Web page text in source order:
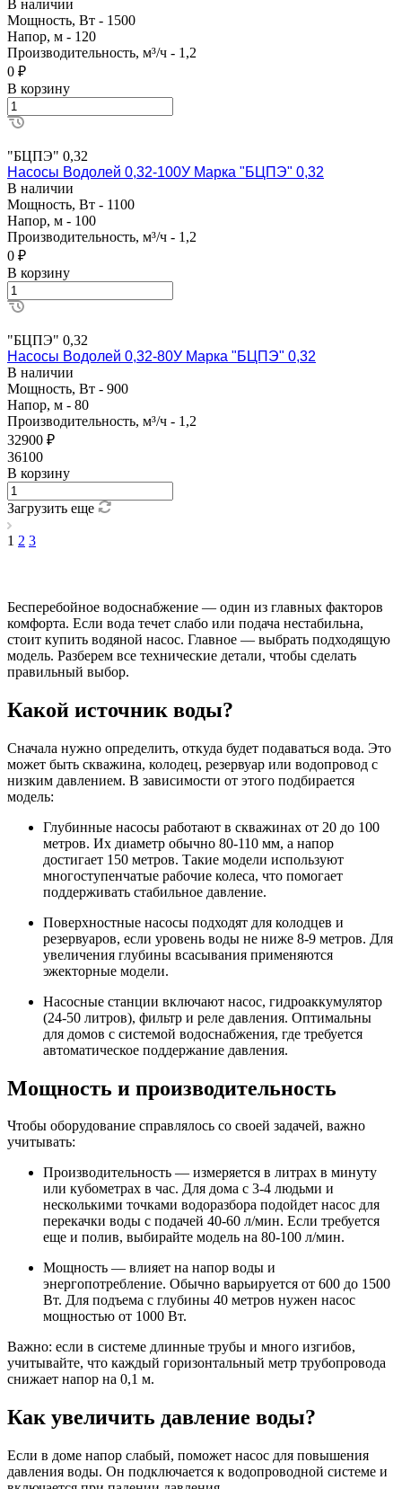
В наличии
Мощность, Вт - 1500
Напор, м - 120
Производительность, м³/ч - 1,2
0 ₽
В корзину
"БЦПЭ" 0,32
Насосы Водолей 0,32-100У Марка "БЦПЭ" 0,32
В наличии
Мощность, Вт - 1100
Напор, м - 100
Производительность, м³/ч - 1,2
0 ₽
В корзину
"БЦПЭ" 0,32
Насосы Водолей 0,32-80У Марка "БЦПЭ" 0,32
В наличии
Мощность, Вт - 900
Напор, м - 80
Производительность, м³/ч - 1,2
32900 ₽
36100
В корзину
Загрузить еще
1 2 3
Бесперебойное водоснабжение — один из главных факторов
комфорта. Если вода течет слабо или подача нестабильна,
стоит купить водяной насос. Главное — выбрать подходящую
модель. Разберем все технические детали, чтобы сделать
правильный выбор.
Какой источник воды?
Сначала нужно определить, откуда будет подаваться вода. Это
может быть скважина, колодец, резервуар или водопровод с
низким давлением. В зависимости от этого подбирается
модель:
Глубинные насосы работают в скважинах от 20 до 100
метров. Их диаметр обычно 80-110 мм, а напор
достигает 150 метров. Такие модели используют
многоступенчатые рабочие колеса, что помогает
поддерживать стабильное давление.
Поверхностные насосы подходят для колодцев и
резервуаров, если уровень воды не ниже 8-9 метров. Для
увеличения глубины всасывания применяются
эжекторные модели.
Насосные станции включают насос, гидроаккумулятор
(24-50 литров), фильтр и реле давления. Оптимальны
для домов с системой водоснабжения, где требуется
автоматическое поддержание давления.
Мощность и производительность
Чтобы оборудование справлялось со своей задачей, важно
учитывать:
Производительность — измеряется в литрах в минуту
или кубометрах в час. Для дома с 3-4 людьми и
несколькими точками водоразбора подойдет насос для
перекачки воды с подачей 40-60 л/мин. Если требуется
еще и полив, выбирайте модель на 80-100 л/мин.
Мощность — влияет на напор воды и
энергопотребление. Обычно варьируется от 600 до 1500
Вт. Для подъема с глубины 40 метров нужен насос
мощностью от 1000 Вт.
Важно: если в системе длинные трубы и много изгибов,
учитывайте, что каждый горизонтальный метр трубопровода
снижает напор на 0,1 м.
Как увеличить давление воды?
Если в доме напор слабый, поможет насос для повышения
давления воды. Он подключается к водопроводной системе и